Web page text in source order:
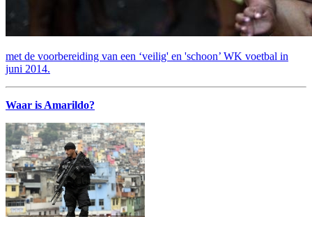
met de voorbereiding van een ‘veilig' en 'schoon’ WK voetbal in
juni 2014.
Waar is Amarildo?